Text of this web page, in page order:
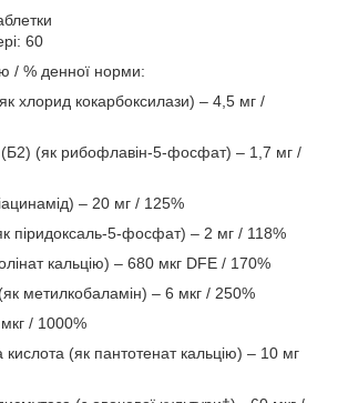
60
/ % денної норми:
хлорид кокарбоксилази) – 4,5 мг /
(як рибофлавін-5-фосфат) – 1,7 мг /
– 20 мг / 125%
піридоксаль-5-фосфат) – 2 мг / 118%
кальцію) – 680 мкг DFE / 170%
метилкобаламін) – 6 мкг / 250%
/ 1000%
кислота (як пантотенат кальцію) – 10 мг